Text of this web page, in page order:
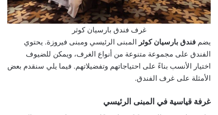
غرف فندق بارسيان كوثر
يضم فندق بارسيان كوثر المبنى الرئيسي ومبنى فيروزة. يحتوي
الفندق على مجموعة متنوعة من أنواع الغرف، ويمكن للضيوف
اختيار الأنسب بناءً على احتياجاتهم وتفضيلاتهم. فيما يلي سنقدم بعض
الأمثلة على غرف الفندق.
غرفة قياسية في المبنى الرئيسي